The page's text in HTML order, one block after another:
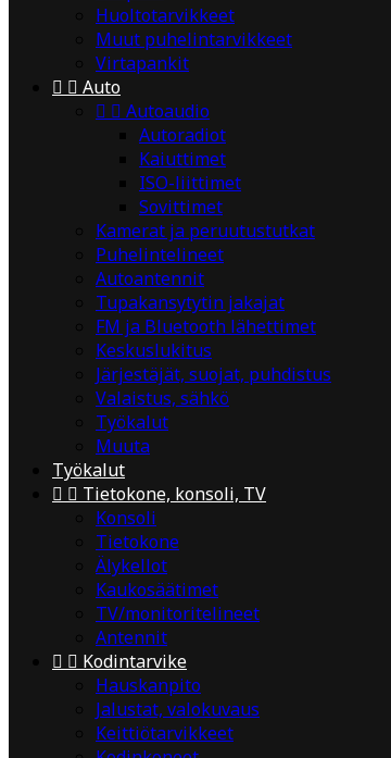
Huoltotarvikkeet
Muut puhelintarvikkeet
Virtapankit
  Auto
  Autoaudio
Autoradiot
Kaiuttimet
ISO-liittimet
Sovittimet
Kamerat ja peruutustutkat
Puhelintelineet
Autoantennit
Tupakansytytin jakajat
FM ja Bluetooth lähettimet
Keskuslukitus
Järjestäjät, suojat, puhdistus
Valaistus, sähkö
Työkalut
Muuta
Työkalut
  Tietokone, konsoli, TV
Konsoli
Tietokone
Älykellot
Kaukosäätimet
TV/monitoritelineet
Antennit
  Kodintarvike
Hauskanpito
Jalustat, valokuvaus
Keittiötarvikkeet